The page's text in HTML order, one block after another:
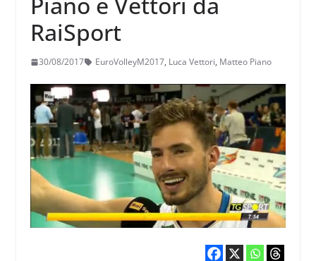
RaiSport
30/08/2017 EuroVolleyM2017, Luca Vettori, Matteo Piano